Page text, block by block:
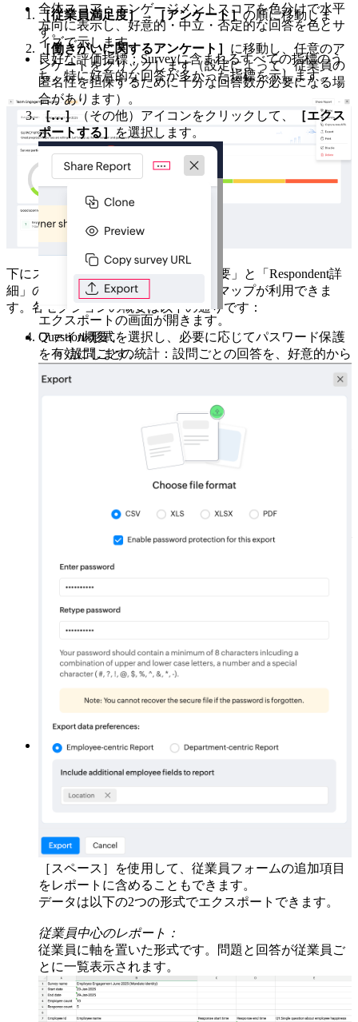
全体スコア：エンゲージメントスコアを色分けで水平
方向に表示し、好意的・中立・否定的な回答を色とサ
イズで示します。
良好な評価指標：Surveyに含まれるすべての指標のう
ち、特に好意的な回答が多かった指標を示します。
下にスクロールすると、「Question概要」と「Respondent詳
細」の2つの追加タブ、およびヒートマップが利用できま
す。各セクションの概要は以下の通りです：
Question概要:
設問ごとの統計：設問ごとの回答を、好意的から
否定的まで色分けして水平方向に表示します。棒
グラフでの表示も可能で、並び替えもカスタマイ
ヒートマップ：ヒートマップの仕組みは、計算方
法と表示方法を理解することで把握できます。す
べての指標グループが一覧で表示され、各カテゴ
リー内の設問ごとにSurveyで受領した回答をスコ
ア化（1〜10）します。例えば、ある指標に7、
合、緑色で表示され、平均値8（または80％）と
して示されます。これは全体的な回答が好意的で
に切り替えて参照できます（ドロップダウンで切
替可能）。
Respondent詳細:
を表示します。
［従業員満足度］ → ［アンケート］の順に移動しま
す。
［働きがいに関するアンケート］ に移動し、任意のア
ンケートをクリックします（設定によって、従業員の
匿名性を担保するために十分な回答数が必要になる場
合があります）。
［…］（その他）アイコンをクリックして、
［エクス
ポートする］
を選択します。
エクスポートの画面が開きます。
ファイル形式を選択し、必要に応じてパスワード保護
を有効にします。
［スペース］を使用して、従業員フォームの追加項目
をレポートに含めることもできます。
データは以下の2つの形式でエクスポートできます。
従業員中心のレポート：
従業員に軸を置いた形式です。問題と回答が従業員ご
とに一覧表示されます。